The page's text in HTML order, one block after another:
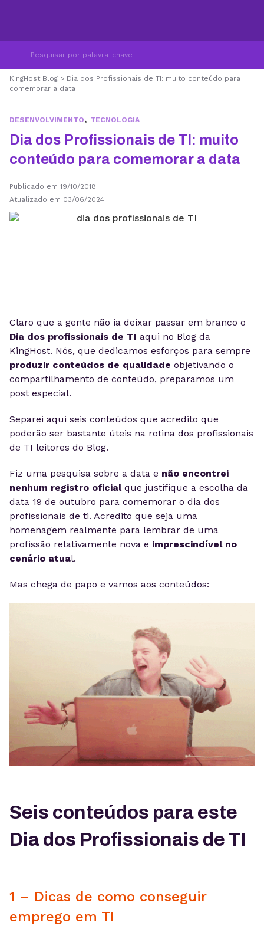
KingHost Blog > Dia dos Profissionais de TI: muito conteúdo para
comemorar a data
DESENVOLVIMENTO, TECNOLOGIA
Dia dos Profissionais de TI: muito
conteúdo para comemorar a data
Publicado em 19/10/2018
Atualizado em 03/06/2024
Claro que a gente não ia deixar passar em branco o
Dia dos profissionais de TI aqui no Blog da
KingHost. Nós, que dedicamos esforços para sempre
produzir conteúdos de qualidade objetivando o
compartilhamento de conteúdo, preparamos um
post especial.
Separei aqui seis conteúdos que acredito que
poderão ser bastante úteis na rotina dos profissionais
de TI leitores do Blog.
Fiz uma pesquisa sobre a data e não encontrei
nenhum registro oficialque justifique a escolha da
data 19 de outubro para comemorar o dia dos
profissionais de ti. Acredito que seja uma
homenagem realmente para lembrar de uma
profissão relativamente nova e imprescindível no
cenário atual.
Mas chega de papo e vamos aos conteúdos:
Seis conteúdos para este
Dia dos Profissionais de TI
1 – Dicas de como conseguir
emprego em TI